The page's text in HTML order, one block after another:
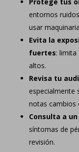
entornos
usar
Evita la
fuertes: limita
altos.
Revisa tu
especialmente
notas cambios
Consulta a
síntomas de
revisión.